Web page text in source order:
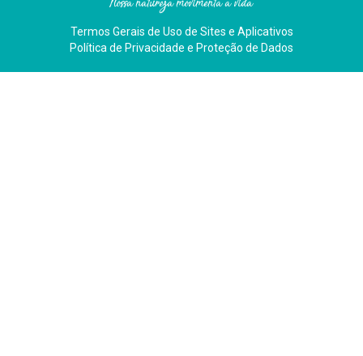
Termos Gerais de Uso de Sites e Aplicativos
Política de Privacidade e Proteção de Dados